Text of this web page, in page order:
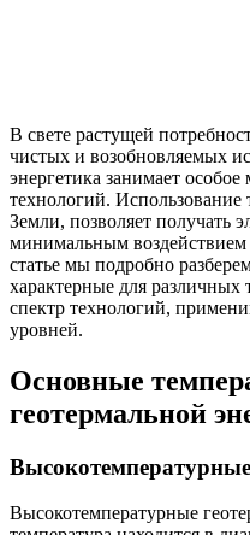
В свете растущей
чистых и возобновляемых
энергетика занимает
технологий. Использование
Земли, позволяет получать
минимальным
статье мы подробно
характерные для различных
спектр технологий,
уровней.
Основные
геотермальной
Высокотемпературные